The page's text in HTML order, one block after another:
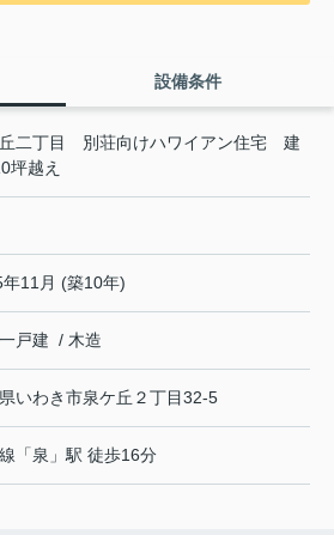
設備条件
二丁目 別荘向けハワイアン住宅 建
坪越え
11月 (築10年)
戸建 / 木造
いわき市泉ケ丘 ２丁目32-5
「泉 」駅 徒歩16分